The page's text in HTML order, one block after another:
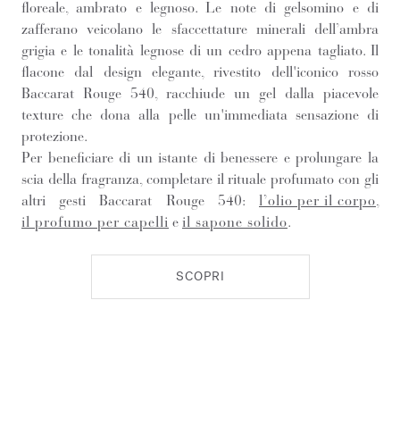
floreale, ambrato e legnoso. Le note di gelsomino e di
zafferano veicolano le sfaccettature minerali dell’ambra
grigia e le tonalità legnose di un cedro appena tagliato. Il
flacone dal design elegante, rivestito dell'iconico rosso
Baccarat Rouge 540, racchiude un gel dalla piacevole
texture che dona alla pelle un'immediata sensazione di
protezione.
Per beneficiare di un istante di benessere e prolungare la
scia della fragranza, completare il rituale profumato con gli
altri gesti Baccarat Rouge 540: l’olio per il corpo,
il profumo per capelli e il sapone solido.
SCOPRI